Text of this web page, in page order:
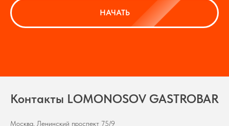
НАЧАТЬ
Контакты LOMONOSOV GASTROBAR
Москва, Ленинский проспект 75/9